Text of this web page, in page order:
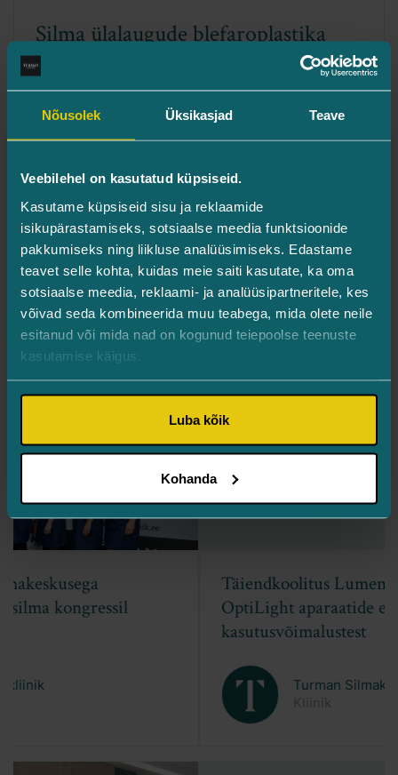
Nõusolek Üksikasjad Teave
Veebilehel on kasutatud küpsiseid.
Kasutame küpsiseid sisu ja reklaamide
isikupärastamiseks, sotsiaalse meedia funktsioonide
pakkumiseks ning liikluse analüüsimiseks. Edastame
teavet selle kohta, kuidas meie saiti kasutate, ka oma
sotsiaalse meedia, reklaami- ja analüüsipartneritele, kes
võivad seda kombineerida muu teabega, mida olete neile
esitanud või mida nad on kogunud teiepoolse teenuste
kasutamise käigus.
Luba kõik
Kohanda
Silma ülalaugude blefaroplastika
Mis on blefaroplastika ehk silmalaugude
blefaroplastika on üks kõige enam levinud
esteetilise ja funktsionaalse kirurgia
Loe lähemalt
Loe veel Previous
2 / 4
Täiendkoolitus Lumenise OptiLift ja
OptiLight aparaatide esteetilistest
Turman Silmakliinik